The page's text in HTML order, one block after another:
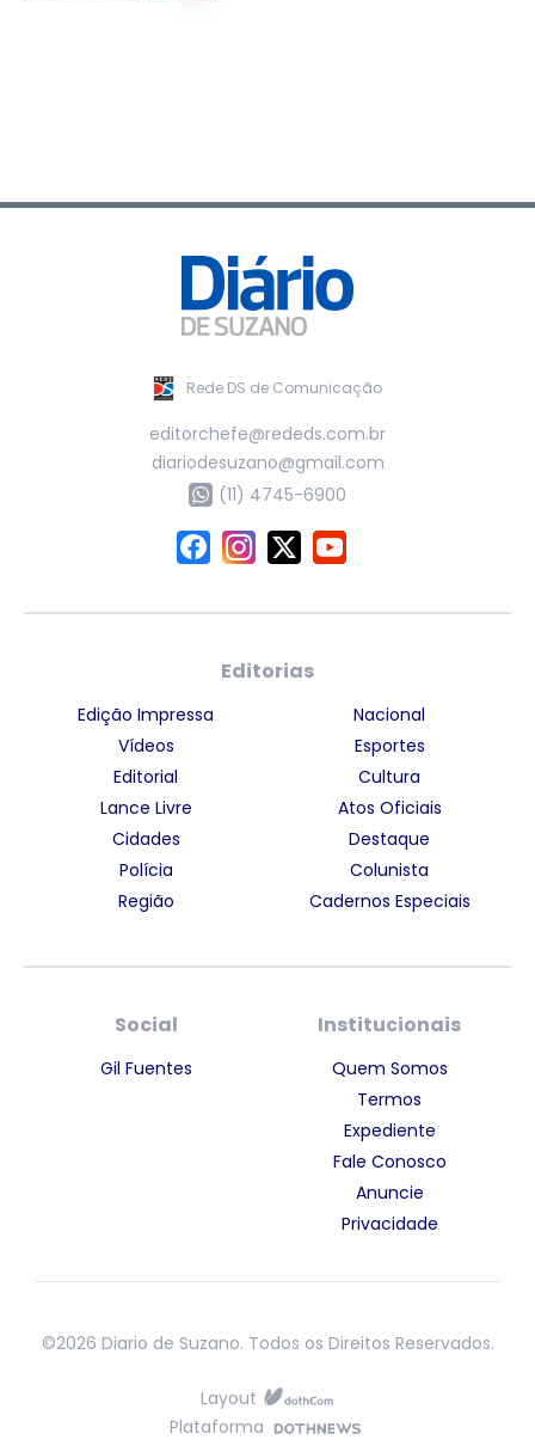
Rede DS de Comunicação
editorchefe@rededs.com.br
diariodesuzano@gmail.com
(11) 4745-6900
Editorias
Edição Impressa
Vídeos
Editorial
Lance Livre
Cidades
Polícia
Região
Nacional
Esportes
Cultura
Atos Oficiais
Destaque
Colunista
Cadernos Especiais
Social
Gil Fuentes
Institucionais
Quem Somos
Termos
Expediente
Fale Conosco
Anuncie
Privacidade
©2026 Diario de Suzano. Todos os Direitos Reservados.
Layout
Plataforma